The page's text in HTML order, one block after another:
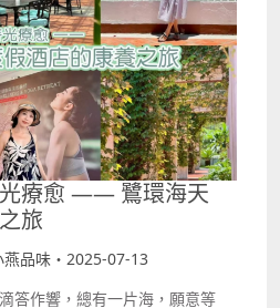
療愈 —— 鷺環海天
旅
燕品味・2025-07-13
答作響，總有一片海，願意等